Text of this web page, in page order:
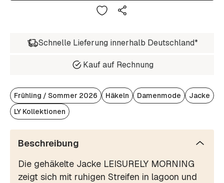
Schnelle Lieferung innerhalb Deutschland*
Kauf auf Rechnung
Frühling / Sommer 2026 Häkeln Damenmode
Jacke
LY Kollektionen
Beschreibung
Die gehäkelte Jacke LEISURELY MORNING
zeigt sich mit ruhigen Streifen in lagoon und